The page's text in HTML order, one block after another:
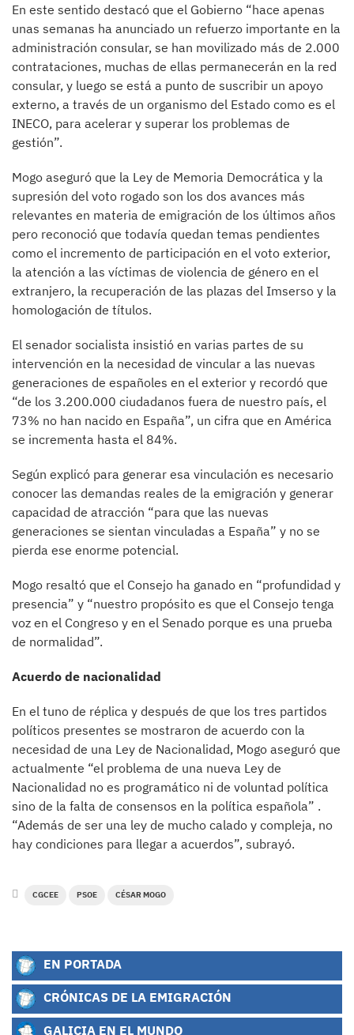
En este sentido destacó que el Gobierno “hace apenas
unas semanas ha anunciado un refuerzo importante en la
administración consular, se han movilizado más de 2.000
contrataciones, muchas de ellas permanecerán en la red
consular, y luego se está a punto de suscribir un apoyo
externo, a través de un organismo del Estado como es el
INECO, para acelerar y superar los problemas de
gestión”.
Mogo aseguró que la Ley de Memoria Democrática y la
supresión del voto rogado son los dos avances más
relevantes en materia de emigración de los últimos años
pero reconoció que todavía quedan temas pendientes
como el incremento de participación en el voto exterior,
la atención a las víctimas de violencia de género en el
extranjero, la recuperación de las plazas del Imserso y la
homologación de títulos.
El senador socialista insistió en varias partes de su
intervención en la necesidad de vincular a las nuevas
generaciones de españoles en el exterior y recordó que
“de los 3.200.000 ciudadanos fuera de nuestro país, el
73% no han nacido en España”, un cifra que en América
se incrementa hasta el 84%.
Según explicó para generar esa vinculación es necesario
conocer las demandas reales de la emigración y generar
capacidad de atracción “para que las nuevas
generaciones se sientan vinculadas a España” y no se
pierda ese enorme potencial.
Mogo resaltó que el Consejo ha ganado en “profundidad y
presencia” y “nuestro propósito es que el Consejo tenga
voz en el Congreso y en el Senado porque es una prueba
de normalidad”.
Acuerdo de nacionalidad
En el tuno de réplica y después de que los tres partidos
políticos presentes se mostraron de acuerdo con la
necesidad de una Ley de Nacionalidad, Mogo aseguró que
actualmente “el problema de una nueva Ley de
Nacionalidad no es programático ni de voluntad política
sino de la falta de consensos en la política española” .
“Además de ser una ley de mucho calado y compleja, no
hay condiciones para llegar a acuerdos”, subrayó.
CGCEE PSOE CÉSAR MOGO
EN PORTADA
CRÓNICAS DE LA EMIGRACIÓN
GALICIA EN EL MUNDO